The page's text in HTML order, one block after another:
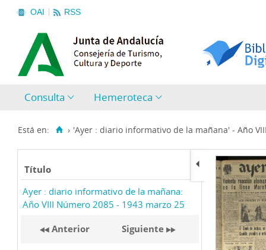
OAI RSS
Consulta Hemeroteca
Está en: › 'Ayer : diario informativo de la mañana' - Año
Título
Ayer : diario informativo de la mañana:
Año VIII Número 2085 - 1943 marzo 25
Anterior Siguiente